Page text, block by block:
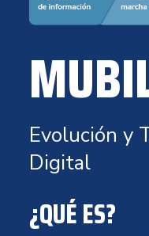
Evolución y
Digital
¿QUÉ ES?